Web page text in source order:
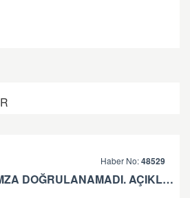
Haber No:48529
'' İMZA DOĞRULANAMADI. AÇIKLAMA: İMZA FORMATI YANLIŞ.'' HATASI HK